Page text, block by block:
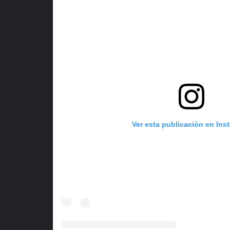
Ver esta publicación en